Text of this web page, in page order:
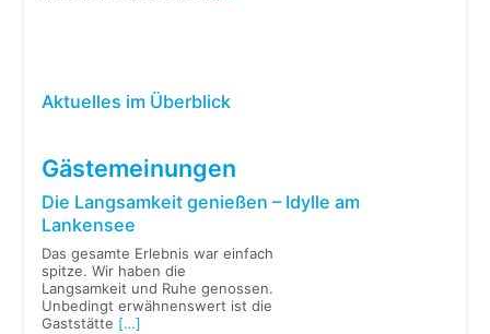
Aktuelles im Überblick
Gästemeinungen
Die Langsamkeit genießen – Idylle am
Lankensee
Das gesamte Erlebnis war einfach
spitze. Wir haben die
Langsamkeit und Ruhe genossen.
Unbedingt erwähnenswert ist die
Gaststätte […]